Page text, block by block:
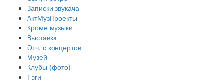
Записки звукача
АктМузПроекты
Кроме музыки
Выставка
Отч. с концертов
Музей
Клубы (фото)
Тэги